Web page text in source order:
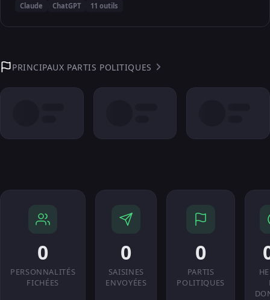
Claude ChatGPT 11 outils
PRINCIPAUX PARTIS POLITIQUES
0
PERSONNALITÉS
FICHÉES
0
SAISINES
ENVOYÉES
0
PARTIS
POLITIQUES